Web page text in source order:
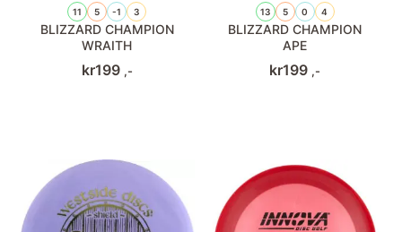
11 5 -1 3
BLIZZARD CHAMPION
WRAITH
kr199 ,-
13 5 0 4
BLIZZARD CHAMPION
APE
kr199 ,-